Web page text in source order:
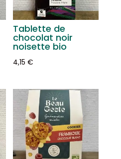
Tablette de
chocolat noir
noisette bio
4,15€